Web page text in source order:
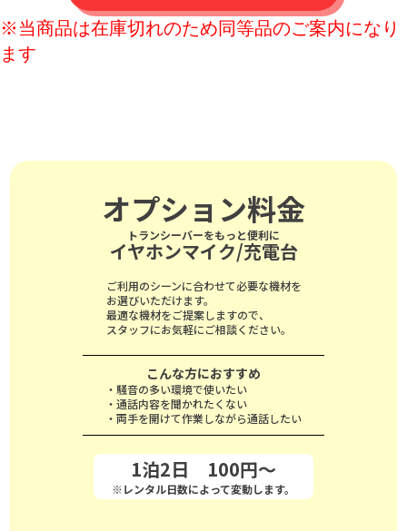
※当商品は在庫切れのため同等品のご案内になり
ます
オプション料金
トランシーバーをもっと便利に
イヤホンマイク/充電台
ご利用のシーンに合わせて必要な機材を
お選びいただけます。
最適な機材をご提案しますので、
スタッフにお気軽にご相談ください。
こんな方におすすめ
・騒音の多い環境で使いたい
・通話内容を聞かれたくない
・両手を開けて作業しながら通話したい
1泊2日 100円～
※レンタル日数によって変動します。